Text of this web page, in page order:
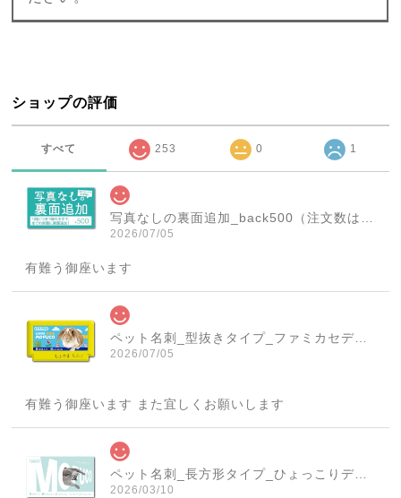
ショップの評価
すべて 253 0 1
2026/07/05
有難う御座います
2026/07/05
有難う御座います また宜しくお願いします
2026/03/10